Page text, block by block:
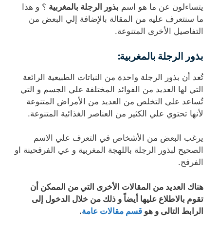
يتساءلون عن ما هو اسم بذور الرجلة بالمغربية ؟ و هذا
ما سنتعرف عليه من المقالة بالإضافة إلي البعض من
التفاصيل الأخرى المتنوعة.
بذور الرجلة بالمغربية:
تُعد أن بذور الرجلة واحدة من النباتات الطبيعية الرائعة
التي لها العديد من الفوائد المختلفة علي الجسم و التي
تُساعد علي التخلص من العديد من الأمراض المتنوعة
لأنها تحتوي علي الكثير من العناصر الغذائية المتنوعة.
يرغب البعض من الأشخاص في التعرف علي الاسم
الصحيح لبذور الرجلة باللهجة المغربية و عي الفرفحينة او
الفرفح.
هناك العديد من المقالات الأخرى التي من الممكن أن
تقوم بالاطلاع عليها أيضاً و ذلك من خلال الدخول إلى
الرابط التالى و هو قسم مقالات عامة.